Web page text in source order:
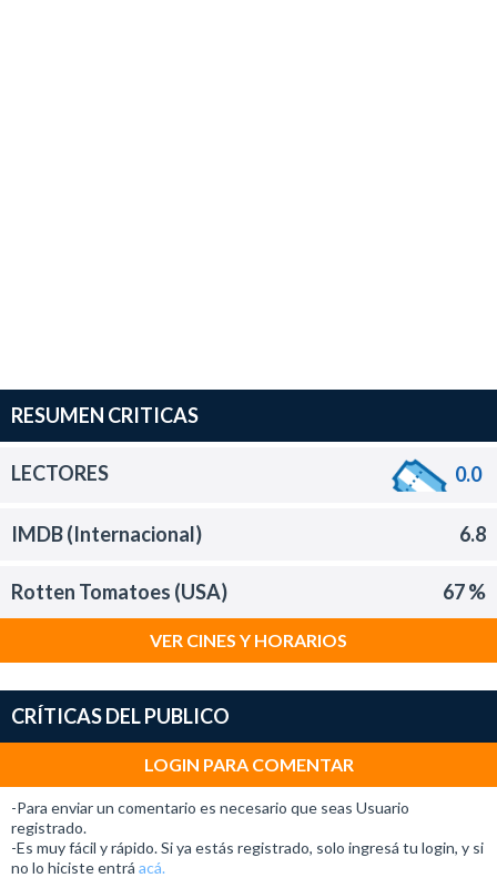
RESUMEN CRITICAS
LECTORES 0.0
IMDB (Internacional) 6.8
Rotten Tomatoes (USA) 67 %
VER CINES Y HORARIOS
CRÍTICAS DEL PUBLICO
LOGIN PARA COMENTAR
-Para enviar un comentario es necesario que seas Usuario
registrado.
-Es muy fácil y rápido. Si ya estás registrado, solo ingresá tu login, y si
no lo hiciste entrá acá.